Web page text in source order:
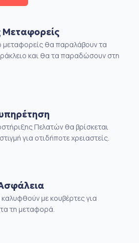
Μεταφορείς
θα παραλάβουν τα
και θα τα παραδώσουν στη
Πελατών θα βρίσκεται
για οτιδήποτε χρειαστείς.
με κουβέρτες για
τη μεταφορά.